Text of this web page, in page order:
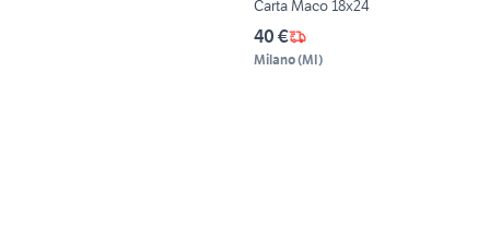
Carta Maco 18x24
40 €
Milano(MI)